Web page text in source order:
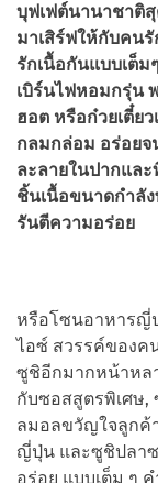
บุฟเฟต์นานาชาติ
มาเสิร์ฟให้กับคน
รักเนื้อกันแบบเต็
เบิร์นไฟหอมกรุ่น
ฮอต หรือก๋วยเตี๋ย
กลมกล่อม อร่อย
ละลายในปากและ
ชิ้นเนื้อขนาดกำลั
รันตีความอร่อย
หรือโซนอาหารญี่
ไอซ์ สวรรค์ของค
ซูชิอีกมากหน้าหล
กับซอสสูตรพิเศษ
ลมอลขวัญใจลูกค้
ญี่ปุ่น และซูชิปลา
อร่อย แบบเต็ม ๆ